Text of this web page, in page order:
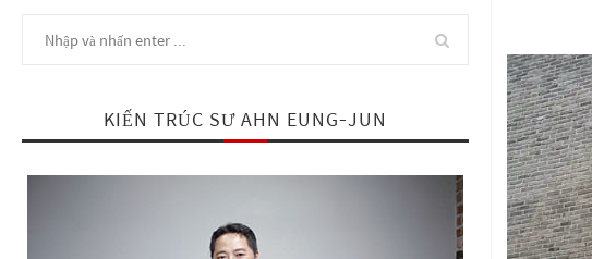
KIẾN TRÚC SƯ AHN EUNG-JUN